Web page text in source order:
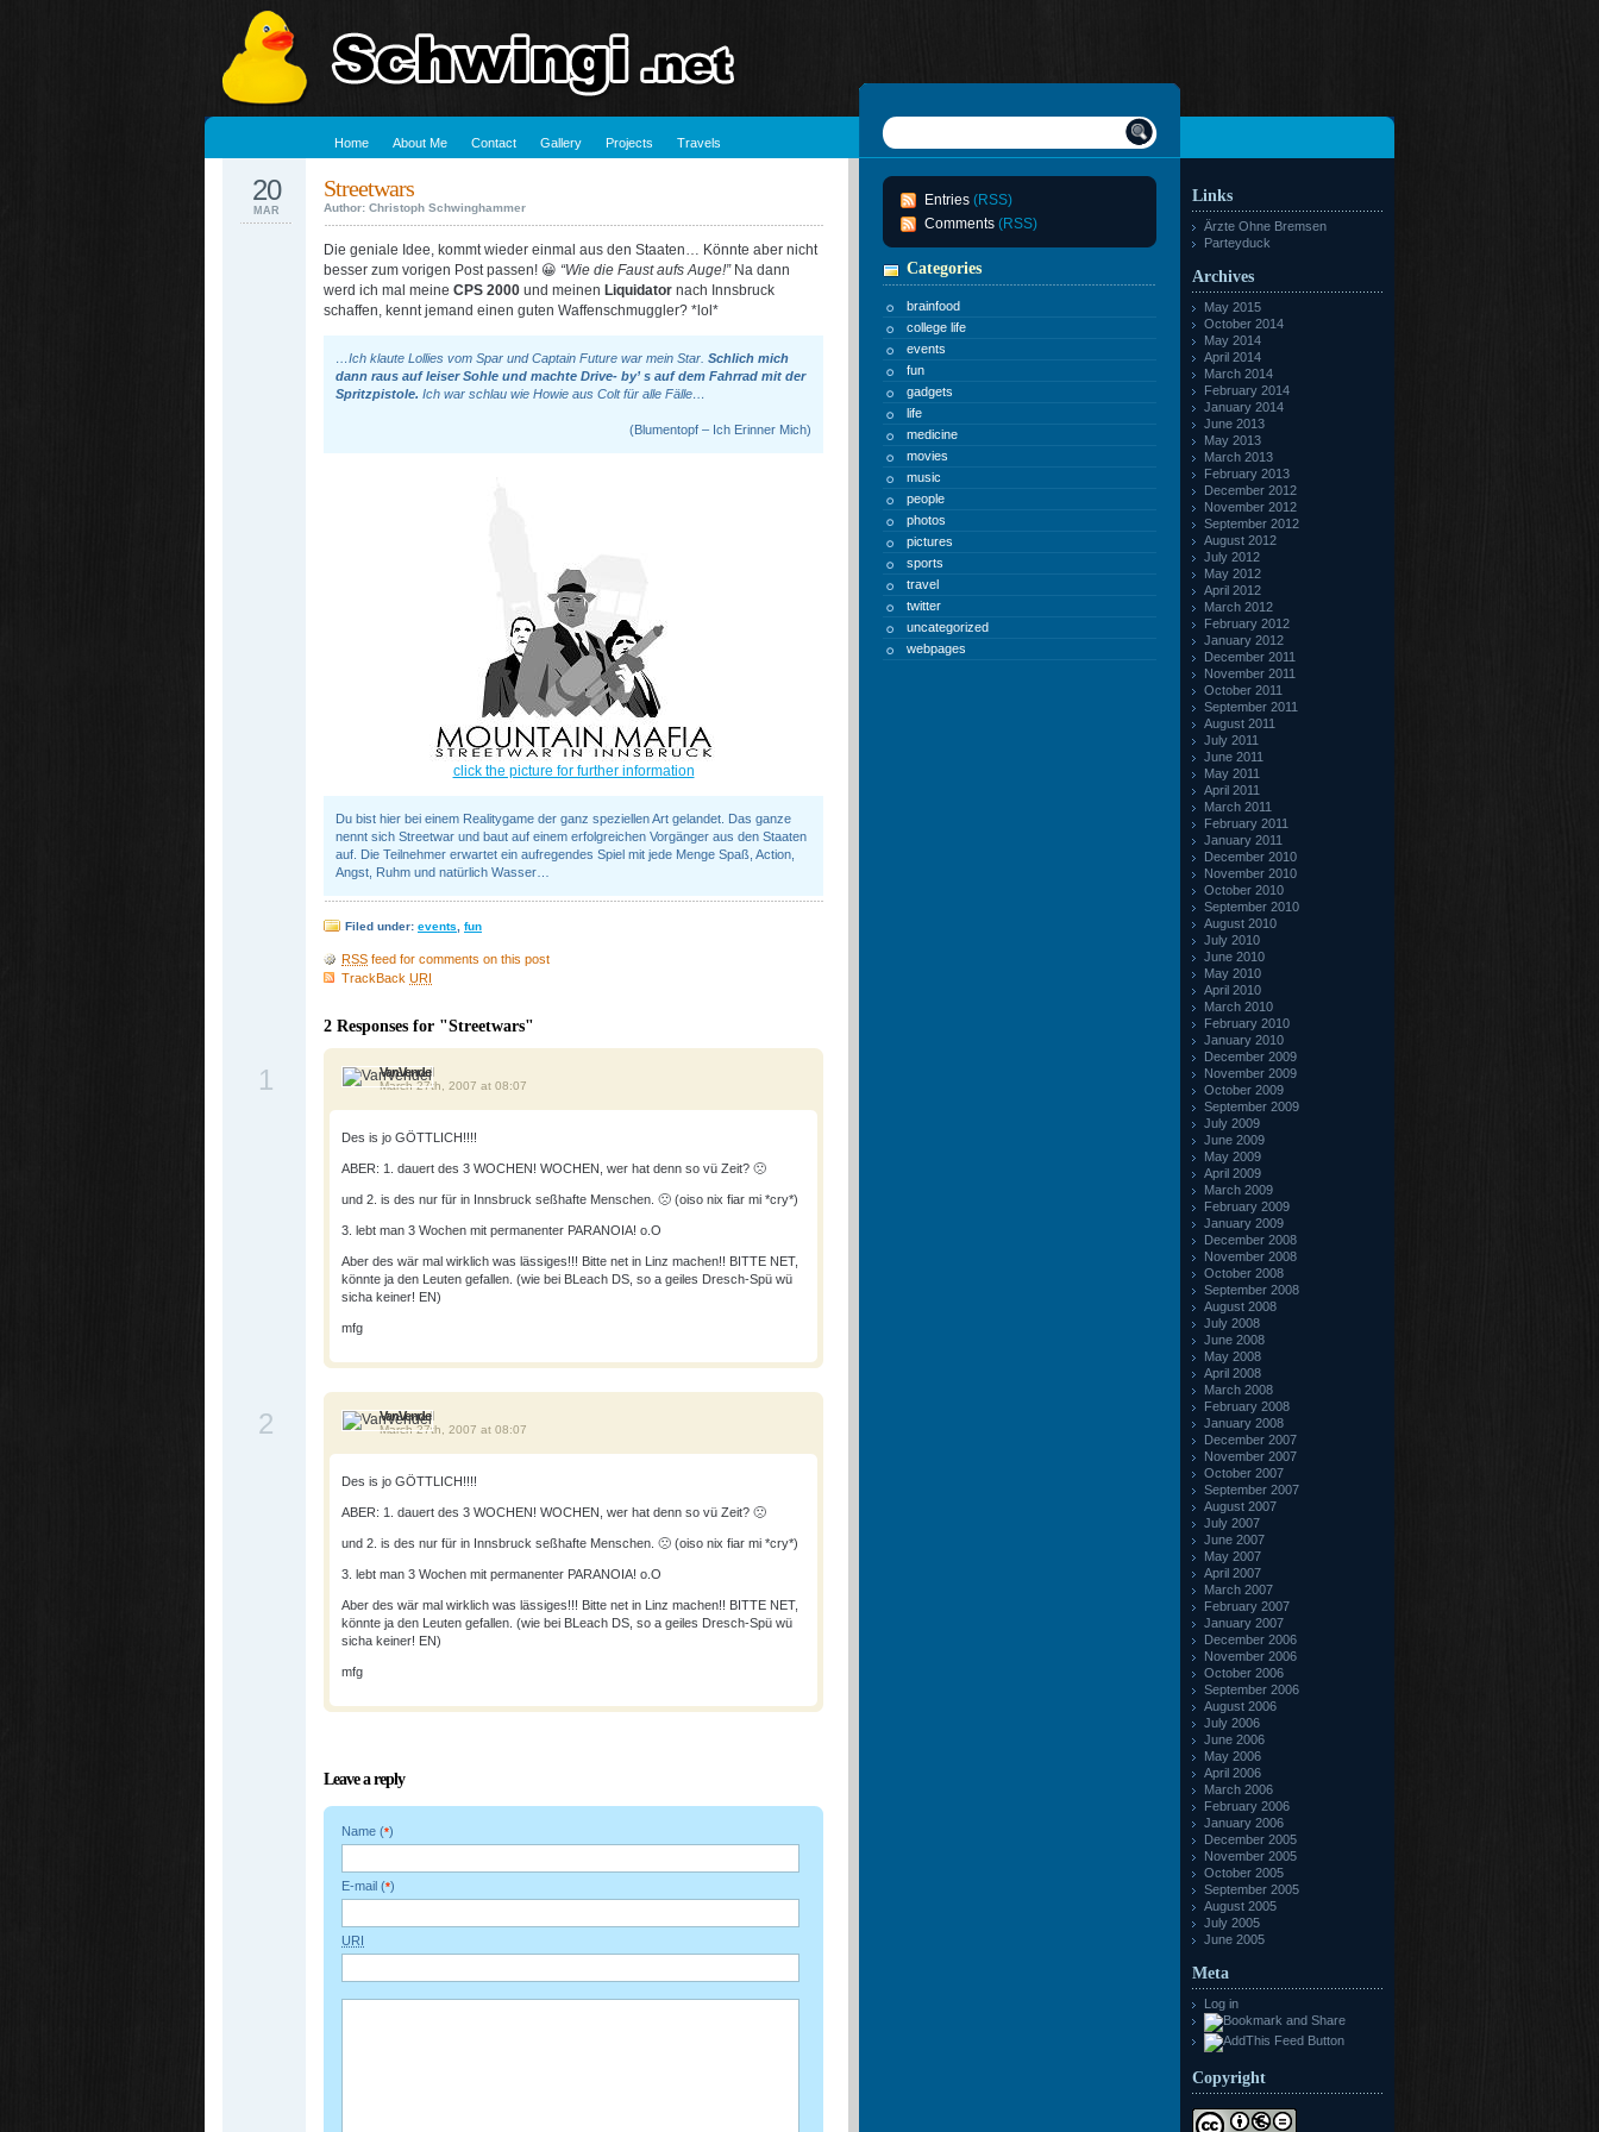
Home About Me Contact Gallery Projects Travels
Streetwars
Author: Christoph Schwinghammer
20
MAR
Die geniale Idee, kommt wieder einmal aus den Staaten… Könnte aber nicht
besser zum vorigen Post passen! 😀 “Wie die Faust aufs Auge!”Na dann
werd ich mal meine CPS 2000 und meinen Liquidator nach Innsbruck
schaffen, kennt jemand einen guten Waffenschmuggler? *lol*
…Ich klaute Lollies vom Spar und Captain Future war mein Star. Schlich mich
dann raus auf leiser Sohle und machte Drive- by’ s auf dem Fahrrad mit der
Spritzpistole. Ich war schlau wie Howie aus Colt für alle Fälle…
(Blumentopf – Ich Erinner Mich)
click the picture for further information
Du bist hier bei einem Realitygame der ganz speziellen Art gelandet. Das ganze
nennt sich Streetwar und baut auf einem erfolgreichen Vorgänger aus den Staaten
auf. Die Teilnehmer erwartet ein aufregendes Spiel mit jede Menge Spaß, Action,
Angst, Ruhm und natürlich Wasser…
Filed under: events fun
RSS feed for comments on this post
TrackBack URI
2 Responses for "Streetwars"
VanVendel
March 27th, 2007 at 08:07
1
Des is jo GÖTTLICH!!!!
ABER: 1. dauert des 3 WOCHEN! WOCHEN, wer hat denn so vü Zeit? 🙁
und 2. is des nur für in Innsbruck seßhafte Menschen. 🙁 (oiso nix fiar mi *cry*)
3. lebt man 3 Wochen mit permanenter PARANOIA! o.O
Aber des wär mal wirklich was lässiges!!! Bitte net in Linz machen!! BITTE NET,
könnte ja den Leuten gefallen. (wie bei BLeach DS, so a geiles Dresch-Spü wü
sicha keiner! EN)
mfg
VanVendel
March 27th, 2007 at 08:07
2
Des is jo GÖTTLICH!!!!
ABER: 1. dauert des 3 WOCHEN! WOCHEN, wer hat denn so vü Zeit? 🙁
und 2. is des nur für in Innsbruck seßhafte Menschen. 🙁 (oiso nix fiar mi *cry*)
3. lebt man 3 Wochen mit permanenter PARANOIA! o.O
Aber des wär mal wirklich was lässiges!!! Bitte net in Linz machen!! BITTE NET,
könnte ja den Leuten gefallen. (wie bei BLeach DS, so a geiles Dresch-Spü wü
sicha keiner! EN)
mfg
Leave a reply
Name (*)
E-mail (*)
URI
Entries (RSS)
Comments (RSS)
Categories
brainfood
college life
events
fun
gadgets
life
medicine
movies
music
people
photos
pictures
sports
travel
twitter
uncategorized
webpages
Links
Ärzte Ohne Bremsen
Parteyduck
Archives
May 2015
October 2014
May 2014
April 2014
March 2014
February 2014
January 2014
June 2013
May 2013
March 2013
February 2013
December 2012
November 2012
September 2012
August 2012
July 2012
May 2012
April 2012
March 2012
February 2012
January 2012
December 2011
November 2011
October 2011
September 2011
August 2011
July 2011
June 2011
May 2011
April 2011
March 2011
February 2011
January 2011
December 2010
November 2010
October 2010
September 2010
August 2010
July 2010
June 2010
May 2010
April 2010
March 2010
February 2010
January 2010
December 2009
November 2009
October 2009
September 2009
July 2009
June 2009
May 2009
April 2009
March 2009
February 2009
January 2009
December 2008
November 2008
October 2008
September 2008
August 2008
July 2008
June 2008
May 2008
April 2008
March 2008
February 2008
January 2008
December 2007
November 2007
October 2007
September 2007
August 2007
July 2007
June 2007
May 2007
April 2007
March 2007
February 2007
January 2007
December 2006
November 2006
October 2006
September 2006
August 2006
July 2006
June 2006
May 2006
April 2006
March 2006
February 2006
January 2006
December 2005
November 2005
October 2005
September 2005
August 2005
July 2005
June 2005
Meta
Log in
Copyright